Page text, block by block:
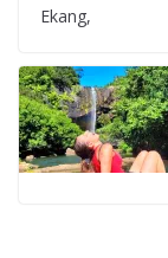
Ekang,